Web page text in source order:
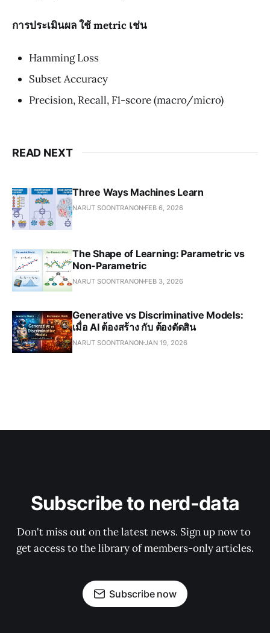
การประเมินผล ใช้ metric เช่น
Hamming Loss
Subset Accuracy
Precision, Recall, F1-score (macro/micro)
READ NEXT
Three Ways Machines Learn
NARUT SOONTRANON FEB 6, 2026
The Shape of Learning: Parametric vs
Non-Parametric
NARUT SOONTRANON FEB 3, 2026
Generative vs Discriminative Models:
เมื่อ AI ต้องสร้าง กับ ต้องตัดสิน
NARUT SOONTRANONJAN 19, 2026
Subscribe to nerd-data
Don't miss out on the latest news. Sign up now to
get access to the library of members-only articles.
Subscribe now